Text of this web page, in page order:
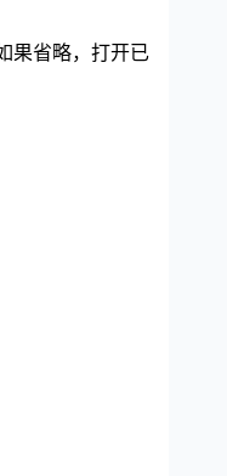
果省略，打开已